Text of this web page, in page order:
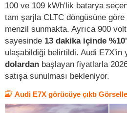
100 ve 109 kWh'lik batarya
tam şarjla CLTC döngüsüne göre
menzil sunmakta. Ayrıca 900
sayesinde 13 dakika içinde
ulaşabildiği belirtildi. Audi E7X'in
dolardan başlayan fiyatlarla 2026
satışa sunulması bekleniyor.
Audi E7X görücüye çıktı